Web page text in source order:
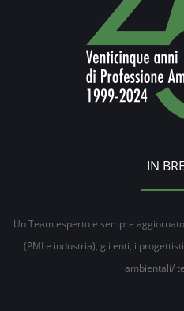
IN
Un Team esperto e sempre
(PMI e industria), gli enti, i
ambientali/